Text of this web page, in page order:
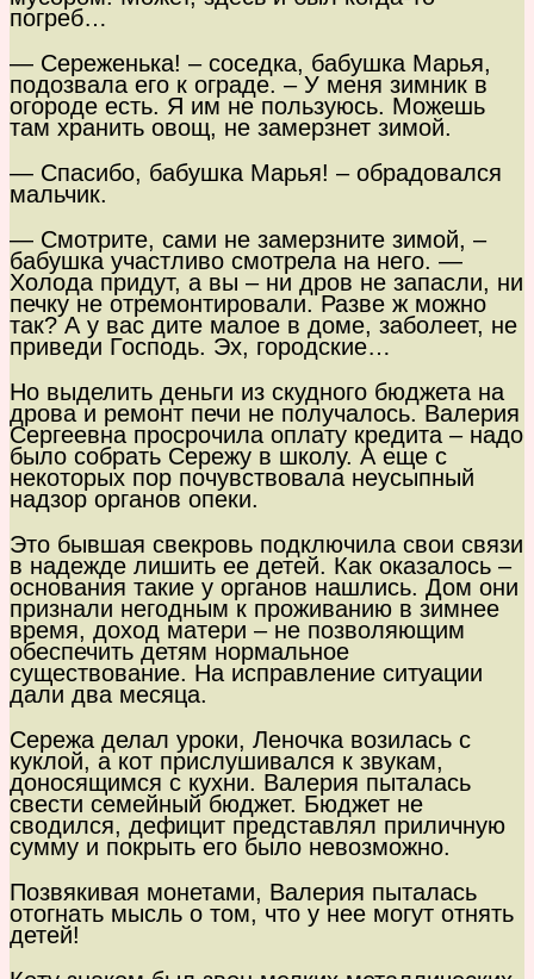
погреб…
— Сереженька! – соседка, бабушка Марья,
подозвала его к ограде. – У меня зимник в
огороде есть. Я им не пользуюсь. Можешь
там хранить овощ, не замерзнет зимой.
— Спасибо, бабушка Марья! – обрадовался
мальчик.
— Смотрите, сами не замерзните зимой, –
бабушка участливо смотрела на него. —
Холода придут, а вы – ни дров не запасли, ни
печку не отремонтировали. Разве ж можно
так? А у вас дите малое в доме, заболеет, не
приведи Господь. Эх, городские…
Но выделить деньги из скудного бюджета на
дрова и ремонт печи не получалось. Валерия
Сергеевна просрочила оплату кредита – надо
было собрать Сережу в школу. А еще с
некоторых пор почувствовала неусыпный
надзор органов опеки.
Это бывшая свекровь подключила свои связи
в надежде лишить ее детей. Как оказалось –
основания такие у органов нашлись. Дом они
признали негодным к проживанию в зимнее
время, доход матери – не позволяющим
обеспечить детям нормальное
существование. На исправление ситуации
дали два месяца.
Сережа делал уроки, Леночка возилась с
куклой, а кот прислушивался к звукам,
доносящимся с кухни. Валерия пыталась
свести семейный бюджет. Бюджет не
сводился, дефицит представлял приличную
сумму и покрыть его было невозможно.
Позвякивая монетами, Валерия пыталась
отогнать мысль о том, что у нее могут отнять
детей!